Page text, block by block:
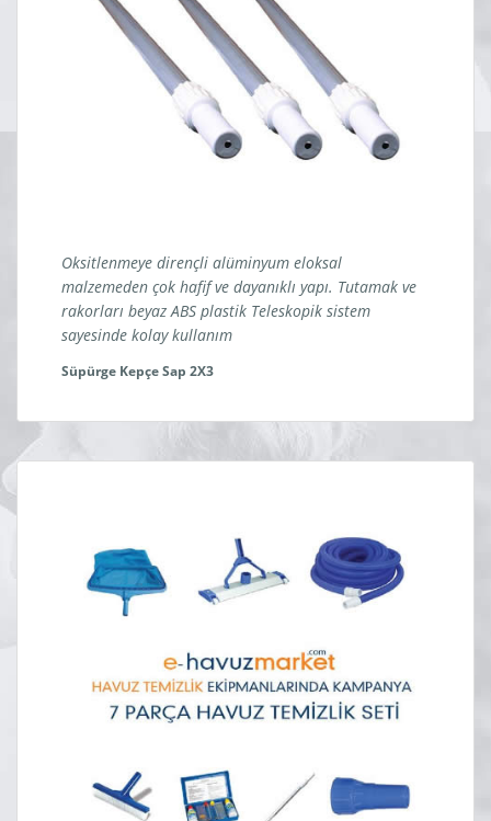
Oksitlenmeye dirençli alüminyum eloksal
malzemeden çok hafif ve dayanıklı yapı. Tutamak ve
rakorları beyaz ABS plastik Teleskopik sistem
sayesinde kolay kullanım
Süpürge Kepçe Sap 2X3